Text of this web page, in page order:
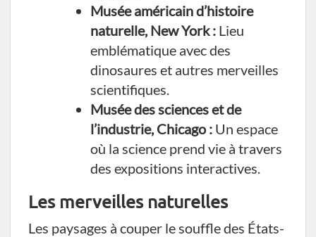
Musée américain d’histoire
naturelle, New York : Lieu
emblématique avec des
dinosaures et autres merveilles
scientifiques.
Musée des sciences et de
l’industrie, Chicago : Un espace
où la science prend vie à travers
des expositions interactives.
Les merveilles naturelles
Les paysages à couper le souffle des États-